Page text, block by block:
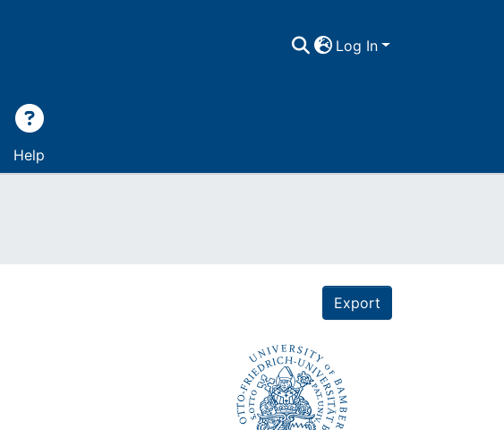
Log In
Help
Export